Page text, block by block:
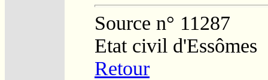
Source n° 11287
Etat civil d'Essômes
Retour